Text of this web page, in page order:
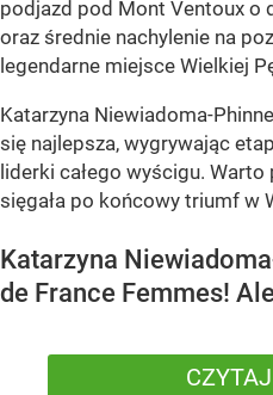
podjazd pod Mont Ventoux o
oraz średnie nachylenie na
legendarne miejsce Wielkiej
Katarzyna Niewiadoma-
się najlepsza, wygrywając
liderki całego wyścigu.
sięgała po końcowy triumf w
Katarzyna
de France Femmes!